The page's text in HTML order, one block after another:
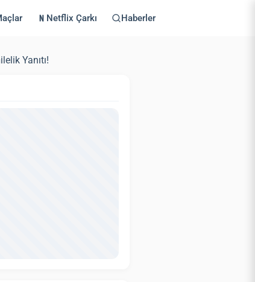
Netflix Çarkı Haberler
Yanıtı!